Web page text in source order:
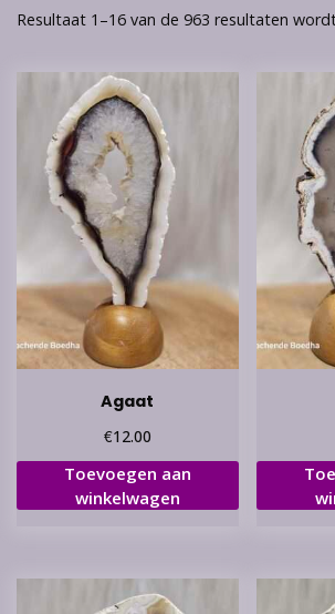
Resultaat 1–16 van de 963 resultaten
Agaat
€12.00
Toevoegen aan
winkelwagen